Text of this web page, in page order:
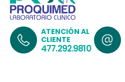
ATENCIÓN AL
CLIENTE
477.292.9810